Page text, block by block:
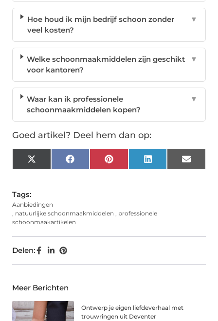
Hoe houd ik mijn bedrijf schoon zonder
veel kosten?
▼
Welke schoonmaakmiddelen zijn geschikt
voor kantoren?
▼
Waar kan ik professionele
schoonmaakmiddelen kopen?
▼
Goed artikel? Deel hem dan op:
X
(Twitter)
FacebookPinterest LinkedIn Email
Tags:
Aanbiedingen
, natuurlijke schoonmaakmiddelen , professionele
schoonmaakartikelen
Delen:
Meer Berichten
Ontwerp je eigen liefdeverhaal met
trouwringen uit Deventer